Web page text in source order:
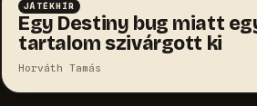
JÁTÉKHÍR
Egy Destiny bug miatt
tartalom szivárgott ki
Horváth Tamás